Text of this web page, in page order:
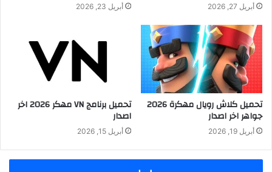
أبريل 27, 2026 أبريل 23, 2026
تحميل كلاش رويال مهكرة 2026
جواهر اخر اصدار
أبريل 19, 2026
تحميل برنامج VN مهكر 2026 اخر
اصدار
أبريل 15, 2026